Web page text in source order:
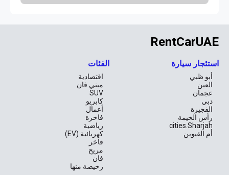
RentCarUAE
استئجار سيارة
أبو ظبي
العين
عجمان
دبي
الفجيرة
رأس الخيمة
cities.Sharjah
أم القيوين
الفئات
اقتصادية
ميني فان
SUV
كابريو
أعمال
فاخرة
رياضية
كهربائية (EV)
فاخر
مريح
فان
رخيصة منها